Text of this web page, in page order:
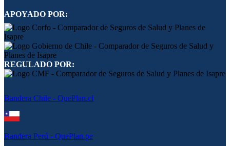
APOYADO POR:
REGULADO POR:
Bandera Chile - QuePlan.cl
Bandera Perú - QuePlan.pe